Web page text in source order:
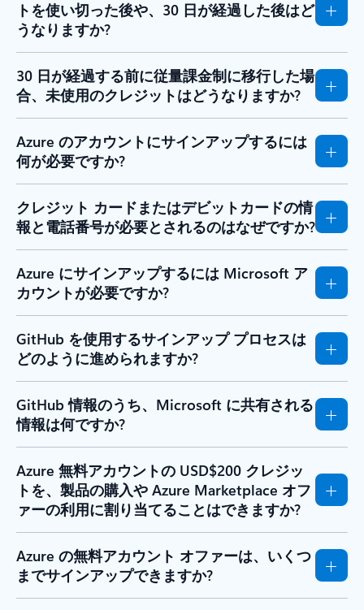
トを使い切った後や、30 日が経過した後はど
うなりますか?
30 日が経過する前に従量課金制に移行した場
合、未使用のクレジットはどうなりますか?
Azure のアカウントにサインアップするには
何が必要ですか?
クレジット カードまたはデビットカードの情
報と電話番号が必要とされるのはなぜですか?
Azure にサインアップするには Microsoft ア
カウントが必要ですか?
GitHub を使用するサインアップ プロセスは
どのように進められますか?
GitHub 情報のうち、Microsoft に共有される
情報は何ですか?
Azure 無料アカウントの USD$200 クレジッ
トを、製品の購入や Azure Marketplace オフ
ァーの利用に割り当てることはできますか?
Azure の無料アカウント オファーは、いくつ
までサインアップできますか?